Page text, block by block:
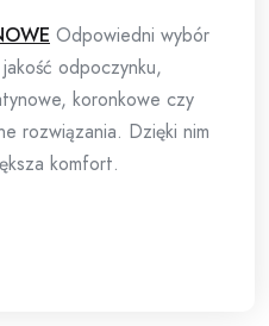
Odpowiedni wybór
odpoczynku,
koronkowe czy
rozwiązania. Dzięki nim
komfort.